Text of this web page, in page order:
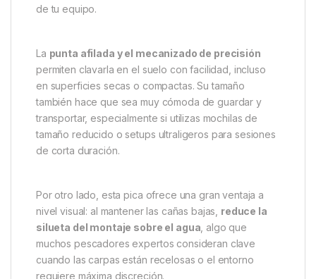
de tu equipo.
La punta afilada y el mecanizado de precisión
permiten clavarla en el suelo con facilidad, incluso
en superficies secas o compactas. Su tamaño
también hace que sea muy cómoda de guardar y
transportar, especialmente si utilizas mochilas de
tamaño reducido o setups ultraligeros para sesiones
de corta duración.
Por otro lado, esta pica ofrece una gran ventaja a
nivel visual: al mantener las cañas bajas, reduce la
silueta del montaje sobre el agua , algo que
muchos pescadores expertos consideran clave
cuando las carpas están recelosas o el entorno
requiere máxima discreción.